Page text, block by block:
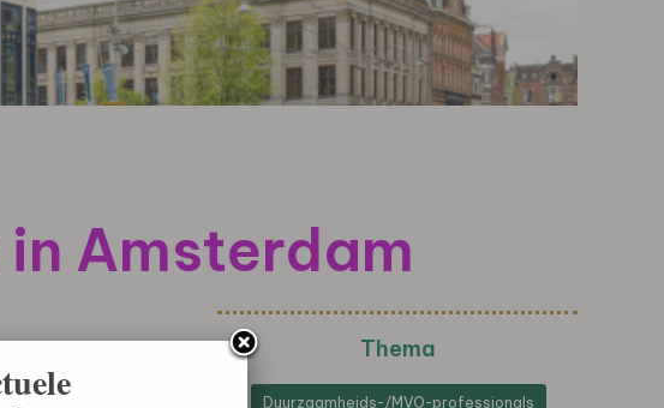
Amsterdam
krijgt de
Thema
Duurzaamheids-/MVO-professionals